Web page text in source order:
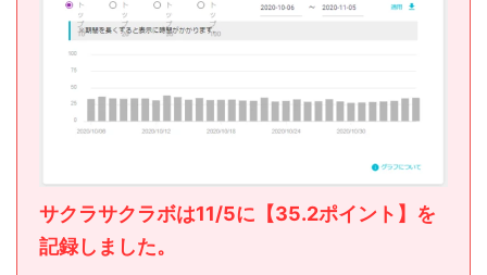
サクラサクラボは11/5に【35.2ポイント】を
記録しました。